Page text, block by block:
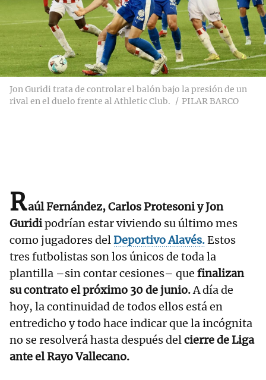
Jon Guridi trata de controlar el balón bajo la presión de un
rival en el duelo frente al Athletic Club.
PILAR BARCO
Raúl Fernández, Carlos Protesoni y Jon
Guridipodrían estar viviendo su último mes
como jugadores delDeportivo Alavés.Estos
tres futbolistas son los únicos de toda la
plantilla –sin contar cesiones– que finalizan
su contrato el próximo 30 de junio.A día de
hoy, la continuidad de todos ellos está en
entredicho y todo hace indicar que la incógnita
no se resolverá hasta después delcierre de Liga
ante el Rayo Vallecano.